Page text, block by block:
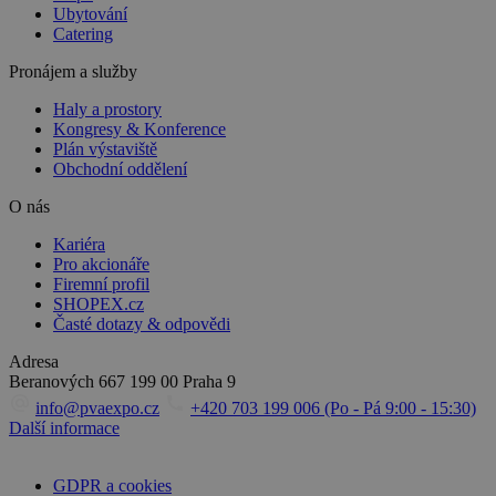
Ubytování
Catering
Pronájem a služby
Haly a prostory
Kongresy & Konference
Plán výstaviště
Obchodní oddělení
O nás
Kariéra
Pro akcionáře
Firemní profil
SHOPEX.cz
Časté dotazy & odpovědi
Adresa
Beranových 667 199 00 Praha 9
info@pvaexpo.cz
+420 703 199 006 (Po - Pá 9:00 - 15:30)
Další informace
GDPR a cookies